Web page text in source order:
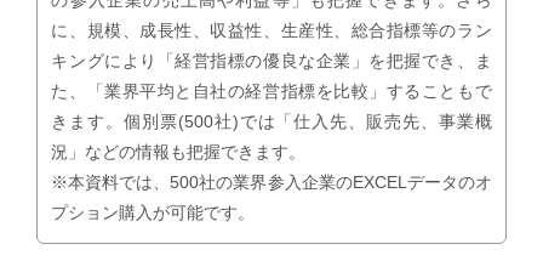
に、規模、成長性、収益性、生産性、総合指標等のラン
キングにより「経営指標の優良な企業」を把握でき、ま
た、「業界平均と自社の経営指標を比較」することもで
きます。個別票(500社)では「仕入先、販売先、事業概
況」などの情報も把握できます。
※本資料では、500社の業界参入企業のEXCELデータのオ
プション購入が可能です。